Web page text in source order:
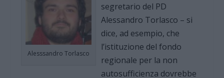
Alesssandro Torlasco
segretario del PD
Alessandro Torlasco – si
dice, ad esempio, che
l’istituzione del fondo
regionale per la non
autosufficienza dovrebbe